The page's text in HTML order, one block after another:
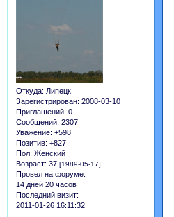
Откуда: Липецк
Зарегистрирован: 2008-03-10
Приглашений: 0
Сообщений: 2307
Уважение: +598
Позитив: +827
Пол: Женский
Возраст: 37 [1989-05-17]
Провел на форуме:
14 дней 20 часов
Последний визит:
2011-01-26 16:11:32